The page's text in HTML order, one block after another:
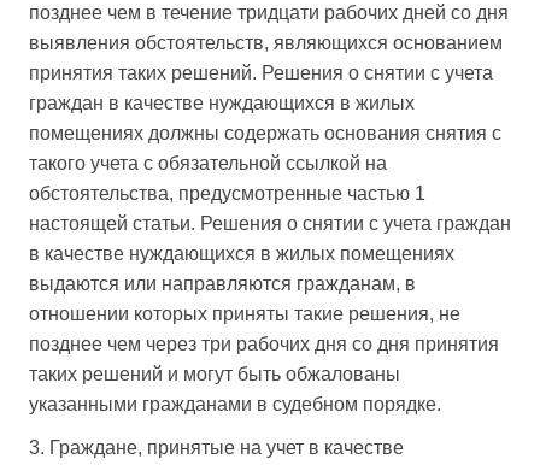
позднее чем в течение тридцати рабочих дней со дня
выявления обстоятельств, являющихся основанием
принятия таких решений. Решения о снятии с учета
граждан в качестве нуждающихся в жилых
помещениях должны содержать основания снятия с
такого учета с обязательной ссылкой на
обстоятельства, предусмотренные частью 1
настоящей статьи. Решения о снятии с учета граждан
в качестве нуждающихся в жилых помещениях
выдаются или направляются гражданам, в
отношении которых приняты такие решения, не
позднее чем через три рабочих дня со дня принятия
таких решений и могут быть обжалованы
указанными гражданами в судебном порядке.
3. Граждане, принятые на учет в качестве